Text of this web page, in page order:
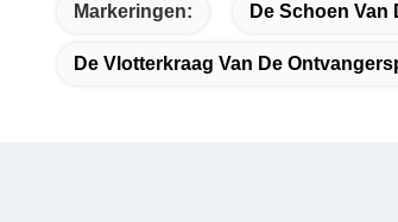
Markeringen: De Schoen
De Vlotterkraag Van De